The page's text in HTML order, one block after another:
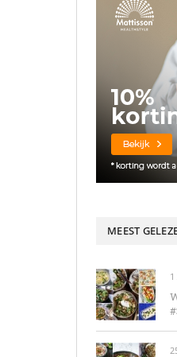
MEEST
1